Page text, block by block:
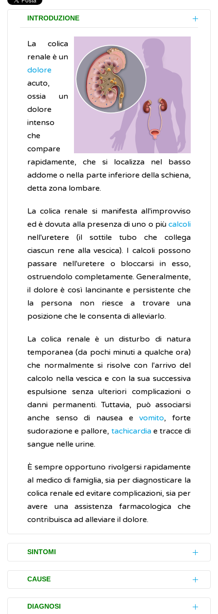
INTRODUZIONE
La colica
renale è un
dolore
acuto,
ossia un
dolore
intenso
che
compare
rapidamente, che si localizza nel basso
addome o nella parte inferiore della schiena,
detta zona lombare.
La colica renale si manifesta all'improvviso
ed è dovuta alla presenza di uno o più calcoli
nell'uretere (il sottile tubo che collega
ciascun rene alla vescica). I calcoli possono
passare nell'uretere o bloccarsi in esso,
ostruendolo completamente. Generalmente,
il dolore è così lancinante e persistente che
la persona non riesce a trovare una
posizione che le consenta di alleviarlo.
La colica renale è un disturbo di natura
temporanea (da pochi minuti a qualche ora)
che normalmente si risolve con l'arrivo del
calcolo nella vescica e con la sua successiva
espulsione senza ulteriori complicazioni o
danni permanenti. Tuttavia, può associarsi
anche senso di nausea evomito, forte
sudorazione e pallore, tachicardia e tracce di
sangue nelle urine.
È sempre opportuno rivolgersi rapidamente
al medico di famiglia, sia per diagnosticare la
colica renale ed evitare complicazioni, sia per
avere una assistenza farmacologica che
contribuisca ad alleviare il dolore.
SINTOMI
Di solito, i disturbi (sintomi) causati dalla
colica renale si verificano se ilcalcolo renale:
rimane bloccato nel rene
CAUSE
Le cause di una colica renale sono collegate
DIAGNOSI